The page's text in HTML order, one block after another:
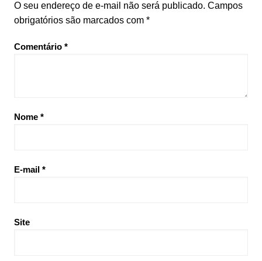
O seu endereço de e-mail não será publicado. Campos
obrigatórios são marcados com *
Comentário *
Nome *
E-mail *
Site